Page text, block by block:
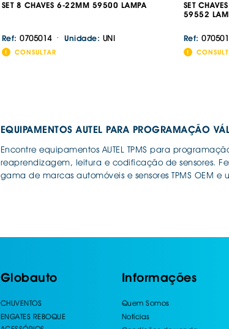
SET 8 CHAVES 6-22MM 59500 LAMPA
Ref: 0705014 · Unidade: UNI
CONSULTAR
SET
59552
Ref:
EQUIPAMENTOS AUTEL PARA PROGRAMAÇÃO
Encontre equipamentos AUTEL TPMS para
reaprendizagem, leitura e codificação de sensores.
gama de marcas automóveis e sensores TPMS OEM e
Globauto
CHUVENTOS
ENGATES REBOQUE
Informações
Quem Somos
Notícias